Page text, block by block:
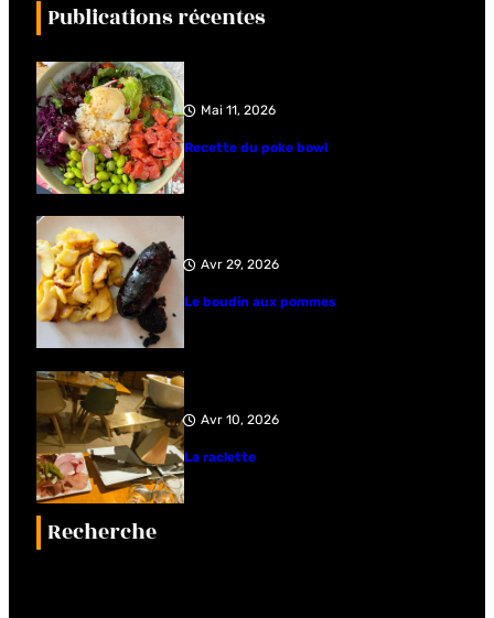
Publications récentes
Mai 11, 2026
Recette du poke bowl
Avr 29, 2026
Le boudin aux pommes
Avr 10, 2026
La raclette
Recherche